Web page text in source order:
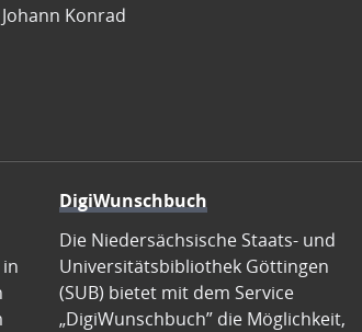
Konrad
DigiWunschbuch
Die Niedersächsische Staats- und
Universitätsbibliothek Göttingen
(SUB) bietet mit dem Service
„DigiWunschbuch” die Möglichkeit,